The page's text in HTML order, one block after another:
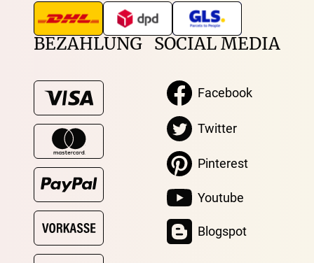
BEZAHLUNG SOCIAL MEDIA
Facebook
Twitter
Pinterest
Youtube
Blogspot